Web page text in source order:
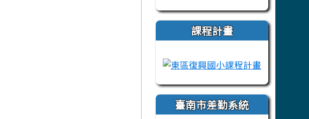
課程計畫
link to https://campus-
link to
臺南市差勤系統